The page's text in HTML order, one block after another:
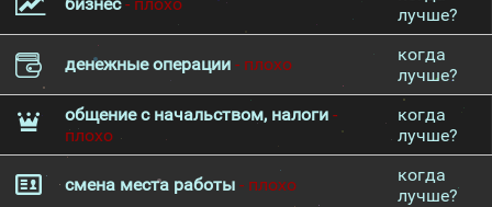
лучше?
денежные операции - плохо
когда
лучше?
общение с начальством, налоги -
плохо
когда
лучше?
смена места работы - плохо
когда
лучше?